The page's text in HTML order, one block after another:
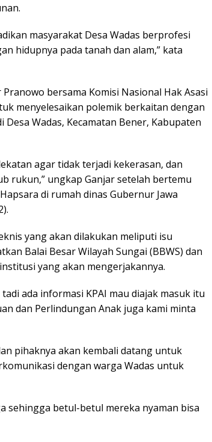
masyarakat Desa Wadas berprofesi
hidupnya pada tanah dan alam,” kata
bersama Komisi Nasional Hak Asasi
menyelesaikan polemik berkaitan dengan
Wadas, Kecamatan Bener, Kabupaten
agar tidak terjadi kekerasan, dan
rukun,” ungkap Ganjar setelah bertemu
di rumah dinas Gubernur Jawa
yang akan dilakukan meliputi isu
Balai Besar Wilayah Sungai (BBWS) dan
yang akan mengerjakannya.
ada informasi KPAI mau diajak masuk itu
dan Perlindungan Anak juga kami minta
pihaknya akan kembali datang untuk
dengan warga Wadas untuk
sehingga betul-betul mereka nyaman bisa